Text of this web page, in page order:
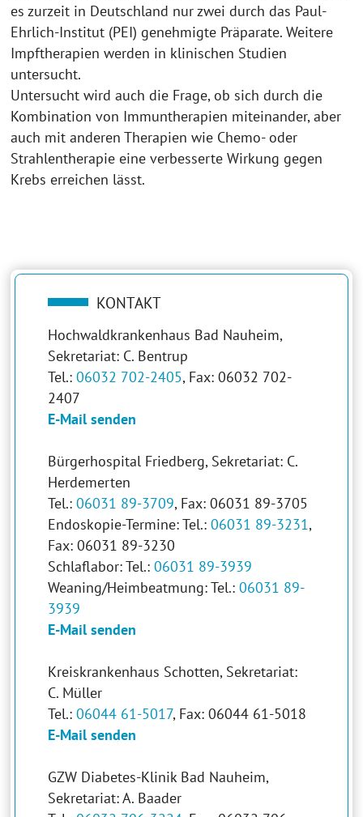
es zurzeit in Deutschland nur zwei durch das Paul-
Ehrlich-Institut (PEI) genehmigte Präparate. Weitere
Impftherapien werden in klinischen Studien
untersucht.
Untersucht wird auch die Frage, ob sich durch die
Kombination von Immuntherapien miteinander, aber
auch mit anderen Therapien wie Chemo- oder
Strahlentherapie eine verbesserte Wirkung gegen
Krebs erreichen lässt.
KONTAKT
Hochwaldkrankenhaus Bad Nauheim,
Sekretariat: C. Bentrup
Tel.:06032 702-2405, Fax: 06032 702-
2407
E-Mail senden
Bürgerhospital Friedberg, Sekretariat: C.
Herdemerten
Tel.:06031 89-3709, Fax: 06031 89-3705
Endoskopie-Termine: Tel.:06031 89-3231 ,
Fax: 06031 89-3230
Schlaflabor: Tel.:06031 89-3939
Weaning/Heimbeatmung: Tel.:06031 89-
3939
E-Mail senden
Kreiskrankenhaus Schotten, Sekretariat:
C. Müller
Tel.:06044 61-5017, Fax: 06044 61-5018
E-Mail senden
GZW Diabetes-Klinik Bad Nauheim,
Sekretariat: A. Baader